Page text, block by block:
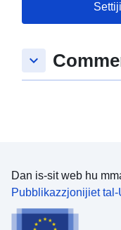
keyboard_arrow_down
Dan is-sit web hu
Pubblikazzjonijiet